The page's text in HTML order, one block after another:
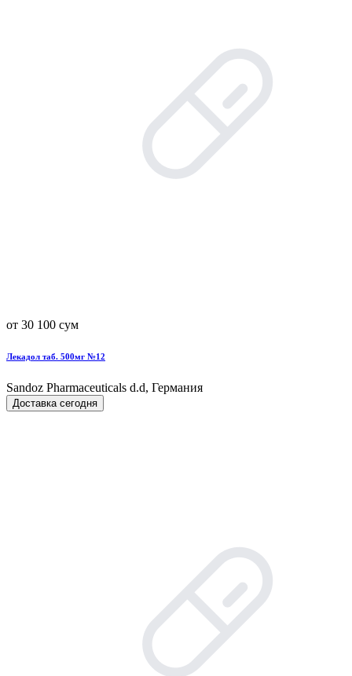
от 30 100 сум
Лекадол таб. 500мг №12
Sandoz Pharmaceuticals d.d, Германия
Доставка сегодня